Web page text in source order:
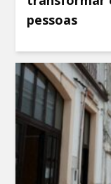
pessoas